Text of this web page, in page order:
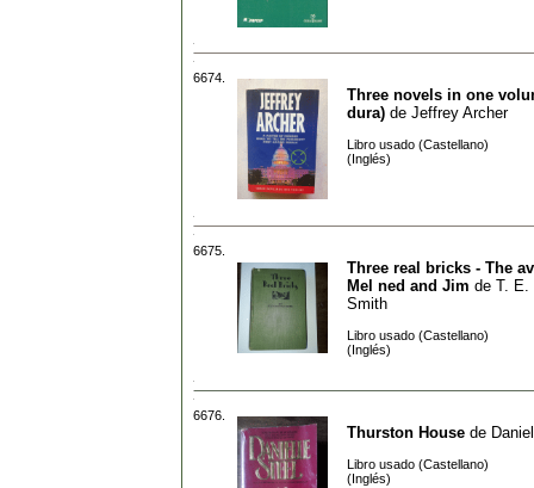
6674.
Three novels in one
dura) de Jeffrey Archer
Libro usado (Castellano)
(Inglés)
6675.
Three real bricks - The
Mel ned and Jim de T. E.
Smith
Libro usado (Castellano)
(Inglés)
6676.
Thurston House de
Libro usado (Castellano)
(Inglés)